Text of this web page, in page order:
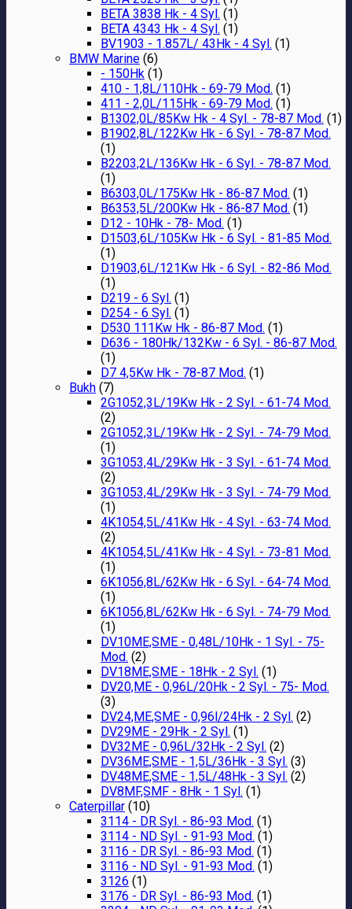
BETA 3838 Hk - 4 Syl. (1)
BETA 4343 Hk - 4 Syl. (1)
BV1903 - 1.857L/ 43Hk - 4 Syl. (1)
BMW Marine (6)
- 150Hk (1)
410 - 1,8L/110Hk - 69-79 Mod. (1)
411 - 2,0L/115Hk - 69-79 Mod. (1)
B1302,0L/85Kw Hk - 4 Syl. - 78-87 Mod. (1)
B1902,8L/122Kw Hk - 6 Syl. - 78-87 Mod.
(1)
B2203,2L/136Kw Hk - 6 Syl. - 78-87 Mod.
(1)
B6303,0L/175Kw Hk - 86-87 Mod. (1)
B6353,5L/200Kw Hk - 86-87 Mod. (1)
D12 - 10Hk - 78- Mod. (1)
D1503,6L/105Kw Hk - 6 Syl. - 81-85 Mod.
(1)
D1903,6L/121Kw Hk - 6 Syl. - 82-86 Mod.
(1)
D219 - 6 Syl. (1)
D254 - 6 Syl. (1)
D530 111Kw Hk - 86-87 Mod. (1)
D636 - 180Hk/132Kw - 6 Syl. - 86-87 Mod.
(1)
D7 4,5Kw Hk - 78-87 Mod. (1)
Bukh (7)
2G1052,3L/19Kw Hk - 2 Syl. - 61-74 Mod.
(2)
2G1052,3L/19Kw Hk - 2 Syl. - 74-79 Mod.
(1)
3G1053,4L/29Kw Hk - 3 Syl. - 61-74 Mod.
(2)
3G1053,4L/29Kw Hk - 3 Syl. - 74-79 Mod.
(1)
4K1054,5L/41Kw Hk - 4 Syl. - 63-74 Mod.
(2)
4K1054,5L/41Kw Hk - 4 Syl. - 73-81 Mod.
(1)
6K1056,8L/62Kw Hk - 6 Syl. - 64-74 Mod.
(1)
6K1056,8L/62Kw Hk - 6 Syl. - 74-79 Mod.
(1)
DV10ME,SME - 0,48L/10Hk - 1 Syl. - 75-
Mod. (2)
DV18ME,SME - 18Hk - 2 Syl. (1)
DV20,ME - 0,96L/20Hk - 2 Syl. - 75- Mod.
(3)
DV24,ME,SME - 0,96l/24Hk - 2 Syl. (2)
DV29ME - 29Hk - 2 Syl. (1)
DV32ME - 0,96L/32Hk - 2 Syl. (2)
DV36ME,SME - 1,5L/36Hk - 3 Syl. (3)
DV48ME,SME - 1,5L/48Hk - 3 Syl. (2)
DV8MF,SMF - 8Hk - 1 Syl. (1)
Caterpillar (10)
3114 - DR Syl. - 86-93 Mod. (1)
3114 - ND Syl. - 91-93 Mod. (1)
3116 - DR Syl. - 86-93 Mod. (1)
3116 - ND Syl. - 91-93 Mod. (1)
3126 (1)
3176 - DR Syl. - 86-93 Mod. (1)